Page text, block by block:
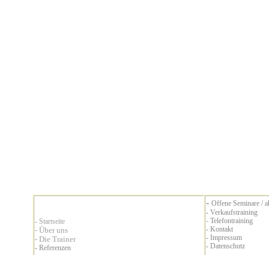
- Startseite
- Über uns
- Die Trainer
- Referenzen
- Offene Seminare /
- Verkaufstraining
- Telefontraining
- Kontakt
- Impressum
- Datenschutz